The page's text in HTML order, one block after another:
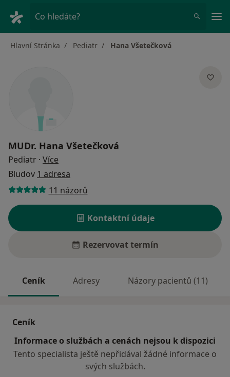
Co hledáte?
Hlavní Stránka Pediatr Hana Všetečková
MUDr. Hana Všetečková
Pediatr · Více
Bludov 1 adresa
11 názorů
Kontaktní údaje
Rezervovat termín
Ceník Adresy Názory pacientů (11)
Ceník
Informace o službách a cenách nejsou k dispozici
Tento specialista ještě nepřidával žádné informace o
svých službách.